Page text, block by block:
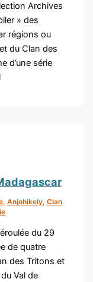
Archives
» des
régions ou
du Clan des
d’une série
, Anjohikely, Clan
du 29
de quatre
des Tritons et
Val de